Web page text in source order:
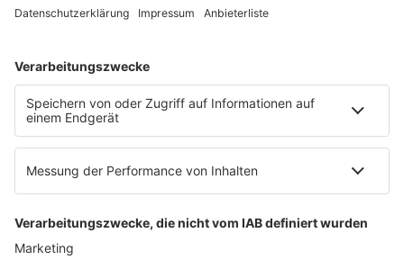
Web:https://www.ruw.de
AGB
Datenschutzerklärung
Genderhinweis
Cookie-Einstellungen